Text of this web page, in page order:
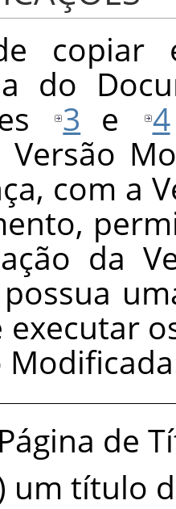
copiar
do
3 e 4
com a
da
executar
de
um título